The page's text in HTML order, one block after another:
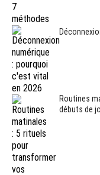
Routines
débuts de